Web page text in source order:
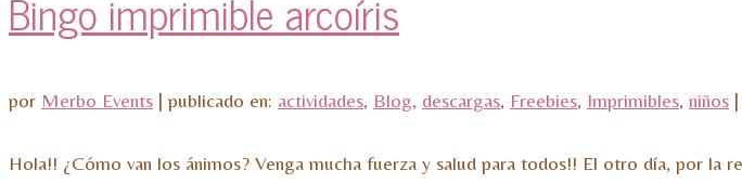
por Merbo Events | publicado en: actividades, Blog, descargas, Freebies, Imprimibles, niños |
Hola!! ¿Cómo van los ánimos? Venga mucha fuerza y salud para todos!! El otro día, por